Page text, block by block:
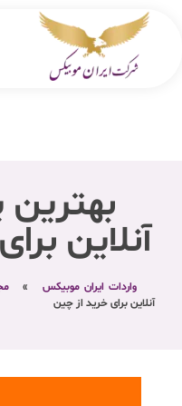
بهترین
آنلاین
واردات ایران موبیکس »
آنلاین برای خرید از چین